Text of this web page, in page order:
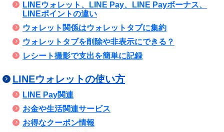
LINEウォレット、LINE Pay、LINE Payボーナス、
LINEポイントの違い
ウォレット関係はウォレットタブに集約
ウォレットタブを削除や非表示にできる？
レシート撮影で支出を簡単に記録
LINEウォレットの使い方
LINE Pay関連
お金や生活関連サービス
お得なクーポン情報